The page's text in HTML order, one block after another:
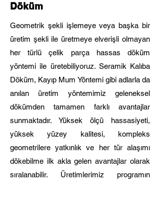
Döküm
Geometrik şekli işlemeye veya başka bir
üretim şekli ile üretmeye elverişli olmayan
her türlü çelik parça hassas döküm
yöntemi ile üretebiliyoruz. Seramik Kalıba
Döküm, Kayıp Mum Yöntemi gibi adlarla da
anılan üretim yöntemimiz geleneksel
dökümden tamamen farklı avantajlar
sunmaktadır. Yüksek ölçü hassasiyeti,
yüksek yüzey kalitesi, kompleks
geometrilere yatkınlık ve her tür alaşımı
dökebilme ilk akla gelen avantajlar olarak
sıralanabilir. Üretimlerimiz programın